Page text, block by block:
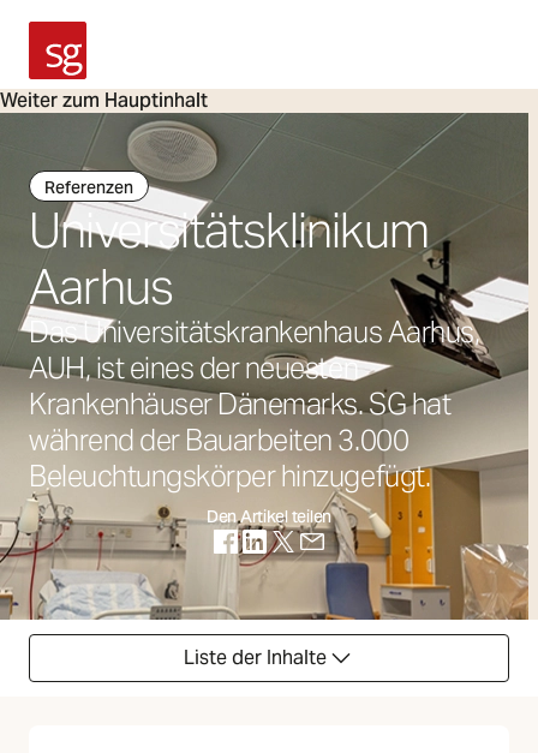
Weiter zum Hauptinhalt
SG Armaturen
Referenzen
Universitätsklinikum
Aarhus
Das Universitätskrankenhaus Aarhus,
AUH, ist eines der neuesten
Krankenhäuser Dänemarks. SG hat
während der Bauarbeiten 3.000
Beleuchtungskörper hinzugefügt.
Den Artikel teilen
(Öffnet in neuer Registerkarte)
(Öffnet in neuer Registerkarte)
(Öffnet in neuer Registerkarte)
(Öffnet in neuer
Liste der Inhalte